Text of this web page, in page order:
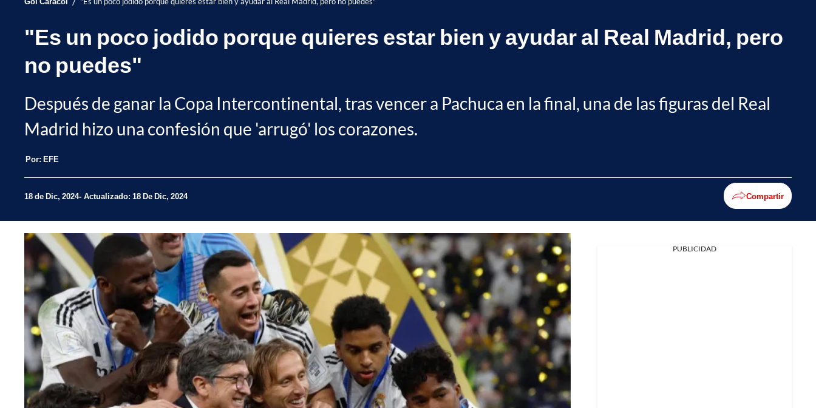
"Es un poco jodido porque quieres estar bien y ayudar al Real Madrid, pero
no puedes"
Después de ganar la Copa Intercontinental, tras vencer a Pachuca en la final, una de las figuras del Real
Madrid hizo una confesión que 'arrugó' los corazones.
Por: EFE
18 de Dic, 2024 Actualizado: 18 De Dic, 2024 Compartir
PUBLICIDAD